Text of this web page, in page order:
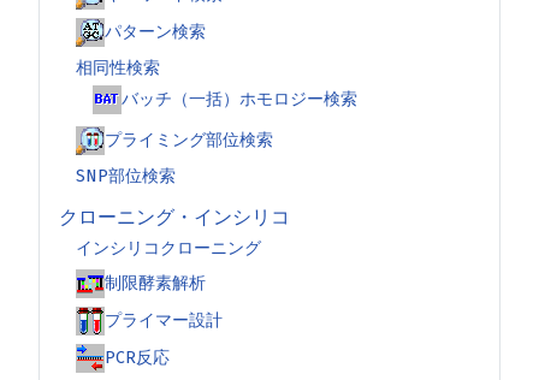
パターン検索
相同性検索
バッチ（一括）ホモロジー検索
プライミング部位検索
SNP部位検索
クローニング・インシリコ
インシリコクローニング
制限酵素解析
プライマー設計
PCR反応